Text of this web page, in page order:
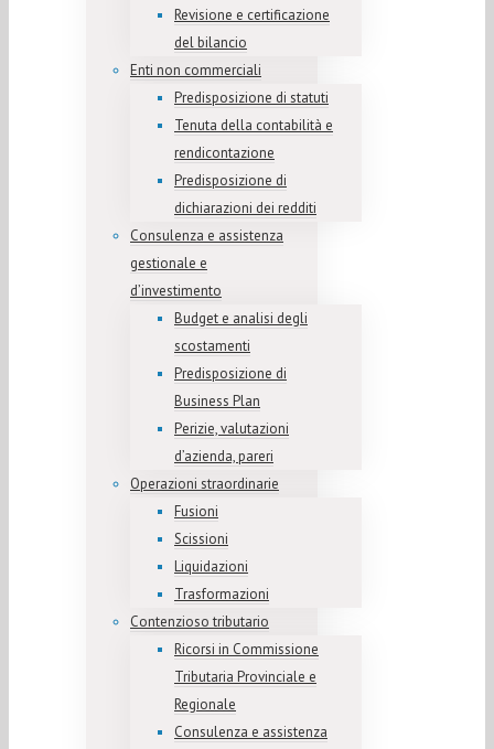
Revisione e certificazione
del bilancio
Enti non commerciali
Predisposizione di statuti
Tenuta della contabilità e
rendicontazione
Predisposizione di
dichiarazioni dei redditi
Consulenza e assistenza
gestionale e
d’investimento
Budget e analisi degli
scostamenti
Predisposizione di
Business Plan
Perizie, valutazioni
d’azienda, pareri
Operazioni straordinarie
Fusioni
Scissioni
Liquidazioni
Trasformazioni
Contenzioso tributario
Ricorsi in Commissione
Tributaria Provinciale e
Regionale
Consulenza e assistenza